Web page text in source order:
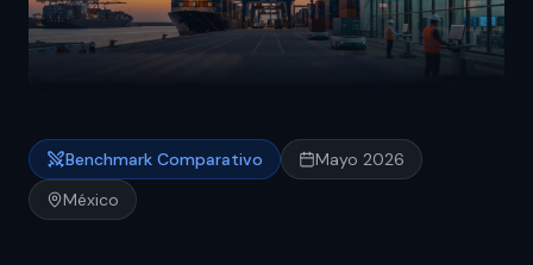
Benchmark Comparativo
Mayo 2026
México